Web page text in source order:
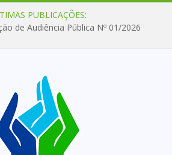
PUBLICAÇÕES:
de Audiência Pública Nº 01/2026